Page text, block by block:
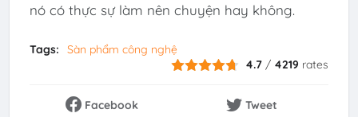
nó có thực sự làm nên chuyện hay không.
Tags:
Sàn phẩm công nghệ
4.7 / 4219 rates
Facebook
Tweet